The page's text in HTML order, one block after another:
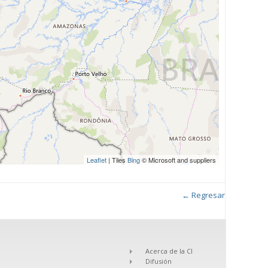
Leaflet | Tiles Bing© Microsoft and suppliers
← Regresar
Acerca de la CI
Difusión